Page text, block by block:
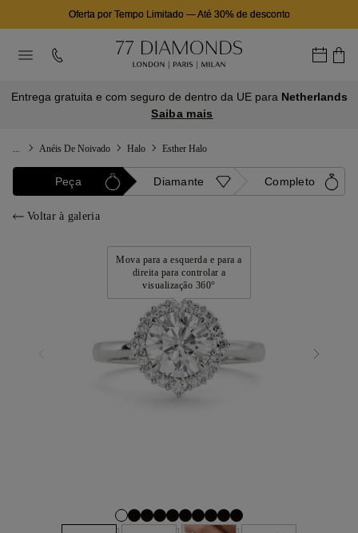
Oferta por Tempo Limitado—Até 30% de desconto
Entrega gratuita e com seguro de dentro da UE para Netherlands
Saiba mais
Anéis De Noivado Halo Esther Halo
Peça Diamante Completo
Voltar à galeria
Mova para a esquerda e para a
direita para controlar a
visualização 360°